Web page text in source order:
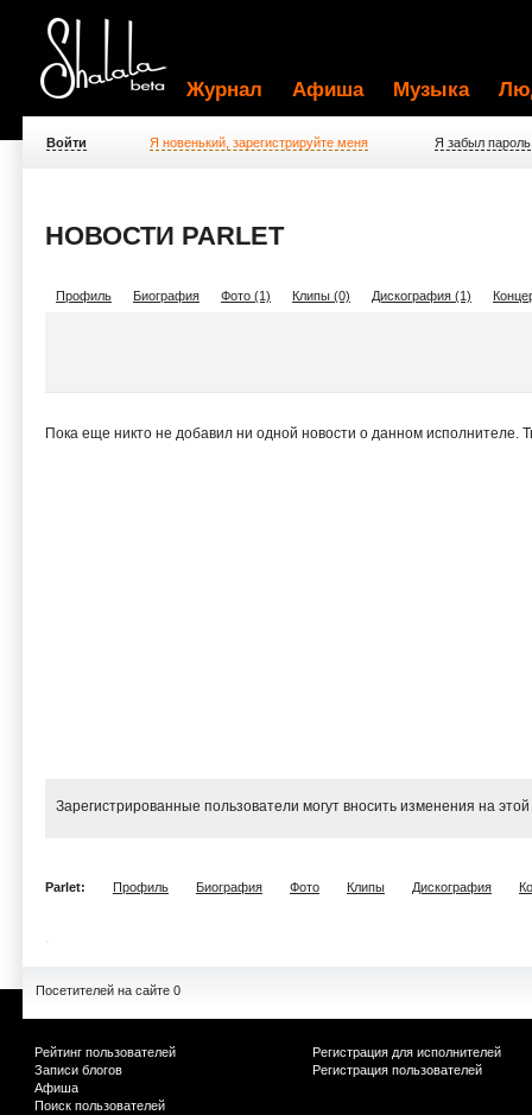
Журнал Афиша Музыка
Войти Я новенький, зарегистрируйте меня Я забыл пароль
НОВОСТИ PARLET
Профиль Биография Фото (1) Клипы (0) Дискография (1)
Пока еще никто не добавил ни одной новости о данном
Зарегистрированные пользователи могут вносить изменения на
Parlet: Профиль Биография Фото Клипы Дискография
Посетителей на сайте 0
Рейтинг пользователей
Записи блогов
Афиша
Поиск пользователей
Регистрация для исполнителей
Регистрация пользователей